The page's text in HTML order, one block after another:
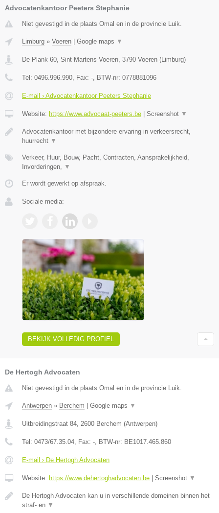
Advocatenkantoor Peeters Stephanie
Niet gevestigd in de plaats Omal en in de provincie Luik.
Limburg » Voeren Google maps ▼
De Plank 60, Sint-Martens-Voeren, 3790 Voeren (Limburg)
Tel: 0496.996.990, Fax: -, BTW-nr: 0778881096
E-mail › Advocatenkantoor Peeters Stephanie
Website: https://www.advocaat-peeters.be Screenshot ▼
Advocatenkantoor met bijzondere ervaring in verkeersrecht,
huurrecht ▼
Verkeer, Huur, Bouw, Pacht, Contracten, Aansprakelijkheid,
Invorderingen, ▼
Er wordt gewerkt op afspraak.
Sociale media:
BEKIJK VOLLEDIG PROFIEL
De Hertogh Advocaten
Niet gevestigd in de plaats Omal en in de provincie Luik.
Antwerpen » Berchem Google maps ▼
Uitbreidingstraat 84 2600 Berchem (Antwerpen)
Tel: 0473/67.35.04 , Fax: - , BTW-nr: BE1017.465.860
E-mail › De Hertogh Advocaten
Website: https://www.dehertoghadvocaten.be Screenshot ▼
De Hertogh Advocaten kan u in verschillende domeinen binnen het
straf- en ▼